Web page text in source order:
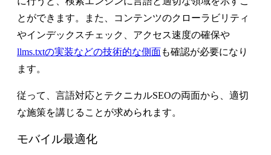
とができます。また、コンテンツのクローラビリティ
やインデックスチェック、アクセス速度の確保や
llms.txtの実装などの技術的な側面も確認が必要になり
ます。
従って、言語対応とテクニカルSEOの両面から、適切
な施策を講じることが求められます。
モバイル最適化